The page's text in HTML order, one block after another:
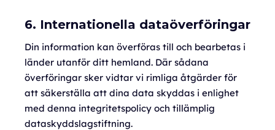
6. Internationella dataöverföringar
Din information kan överföras till och bearbetas i
länder utanför ditt hemland. Där sådana
överföringar sker vidtar vi rimliga åtgärder för
att säkerställa att dina data skyddas i enlighet
med denna integritetspolicy och tillämplig
dataskyddslagstiftning.